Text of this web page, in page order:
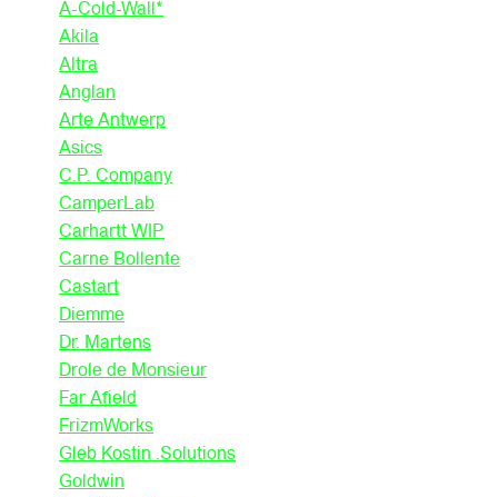
A-Cold-Wall*
Akila
Altra
Anglan
Arte Antwerp
Asics
C.P. Company
CamperLab
Carhartt WIP
Carne Bollente
Castart
Diemme
Dr. Martens
Drole de Monsieur
Far Afield
FrizmWorks
Gleb Kostin .Solutions
Goldwin